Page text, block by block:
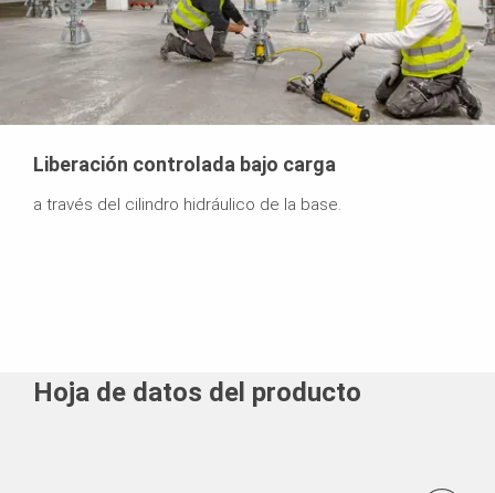
Liberación controlada bajo carga
a través del cilindro hidráulico de la base.
Hoja de datos del producto